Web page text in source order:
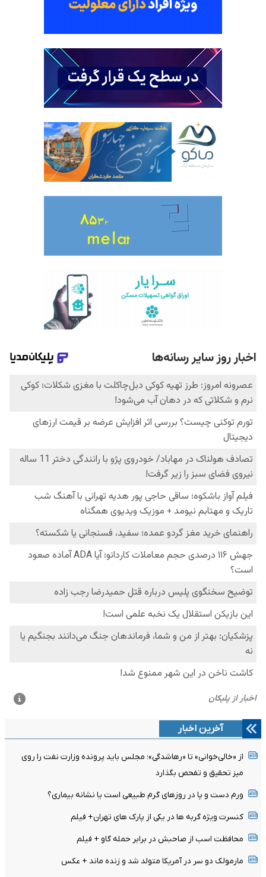
آخرین اخبار
از «خالی‌خوانی» تا «رهاشدگی»؛ مجلس باید پرونده وزارت نفت را روی
میز تحقیق و تفحص بگذارد
ورم دست و پا در روزهای گرم طبیعی است یا نشانه بیماری؟
کنسرت ویژه گربه ها در یکی از پارک های تهران+ فیلم
محافظت اسب از صاحبش در برابر حمله گاو + فیلم
مارمولک دو سر در آمریکا متولد شد و زنده ماند + عکس